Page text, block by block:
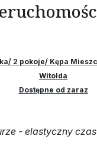
2 pokoje/ Kępa
Witolda
Dostępne od zaraz
- elastyczny